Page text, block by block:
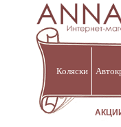
Коляски